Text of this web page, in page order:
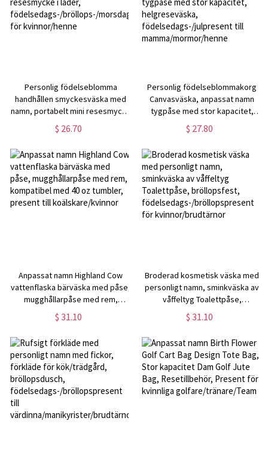
Personlig födelseblomma
handhållen smyckesväska med
namn, portabelt mini resesmycke
i läder,
födelsedags-/bröllops-/morsdagspresent
$ 26.70
Personlig födelseblommakorg
Canvasväska, anpassat namn
tygpåse med stor kapacitet,
helgreseväska,
födelsedags-/julpresent till
$ 27.80
Anpassat namn Highland Cow
vattenflaska bärväska med påse,
mugghållarpåse med rem,
kompatibel med 40 oz tumbler,
present till koälskare/kvinnor
$ 31.10
Broderad kosmetisk väska med
personligt namn, sminkväska av
våffeltyg Toalettpåse,
bröllopsfest,
födelsedags-/bröllopspresent
$ 31.10